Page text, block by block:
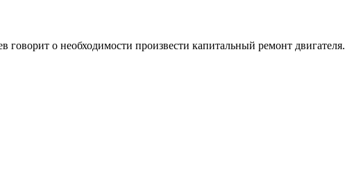
о необходимости произвести капитальный ремонт двигателя.